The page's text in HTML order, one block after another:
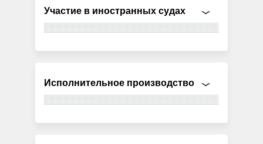
Участие в иностранных судах
Исполнительное производство